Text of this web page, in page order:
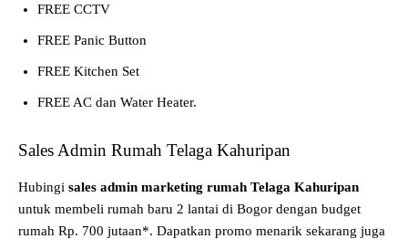
FREE CCTV
FREE Panic Button
FREE Kitchen Set
FREE AC dan Water Heater.
Sales Admin Rumah Telaga Kahuripan
Hubingi sales admin marketing rumah Telaga Kahuripan
untuk membeli rumah baru 2 lantai di Bogor dengan budget
rumah Rp. 700 jutaan*. Dapatkan promo menarik sekarang juga